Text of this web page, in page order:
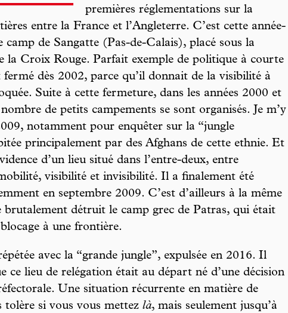
premières réglementations sur la
entre la France et l’Angleterre. C’est cette année-
camp de Sangatte (Pas-de-Calais), placé sous la
la Croix Rouge. Parfait exemple de politique à courte
fermé dès 2002, parce qu’il donnait de la visibilité à
Suite à cette fermeture, dans les années 2000 et
de petits campements se sont organisés. Je m’y
notamment pour enquêter sur la “jungle
principalement par des Afghans de cette ethnie. Et
d’un lieu situé dans l’entre-deux, entre
visibilité et invisibilité. Il a finalement été
en septembre 2009. C’est d’ailleurs à la même
brutalement détruit le camp grec de Patras, qui était
à une frontière.
avec la “grande jungle”, expulsée en 2016. Il
ce lieu de relégation était au départ né d’une décision
Une situation récurrente en matière de
tolère si vous vous mettez là, mais seulement jusqu’à